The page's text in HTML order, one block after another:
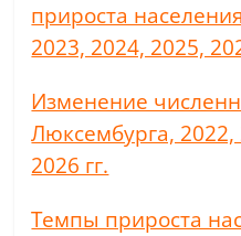
прироста
2023, 2024, 2025,
Изменение
Люксембурга, 2022,
2026 гг.
Темпы прироста